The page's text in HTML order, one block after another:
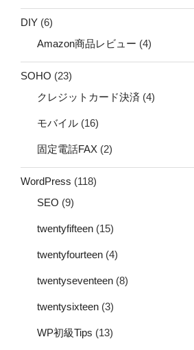
DIY (6)
Amazon商品レビュー (4)
SOHO (23)
クレジットカード決済 (4)
モバイル (16)
固定電話FAX (2)
WordPress (118)
SEO (9)
twentyfifteen (15)
twentyfourteen (4)
twentyseventeen (8)
twentysixteen (3)
WP初級Tips (13)